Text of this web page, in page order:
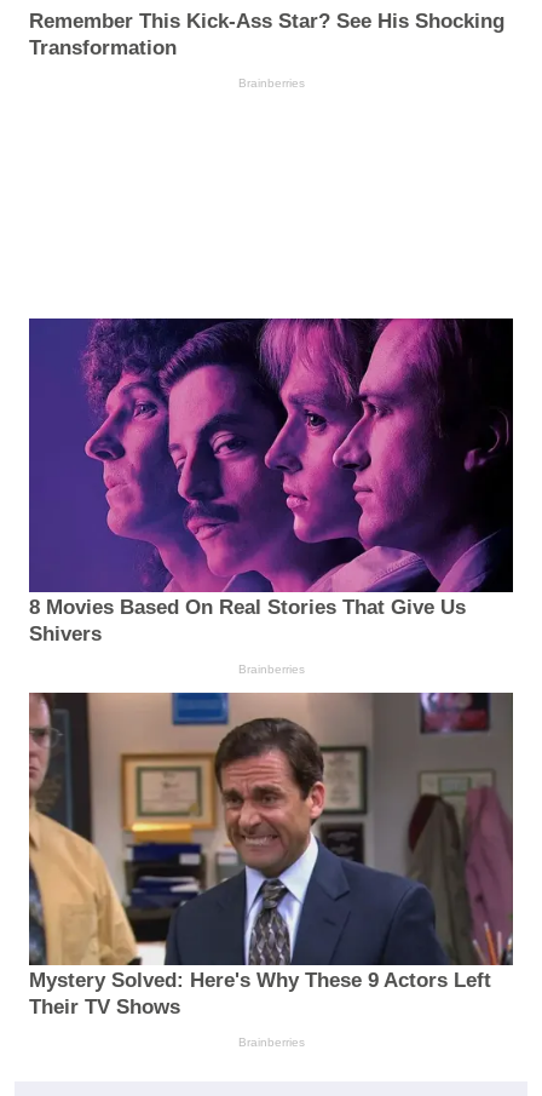
Remember This Kick-Ass Star? See His Shocking
Transformation
Brainberries
8 Movies Based On Real Stories That Give Us
Shivers
Brainberries
Mystery Solved: Here's Why These 9 Actors Left
Their TV Shows
Brainberries